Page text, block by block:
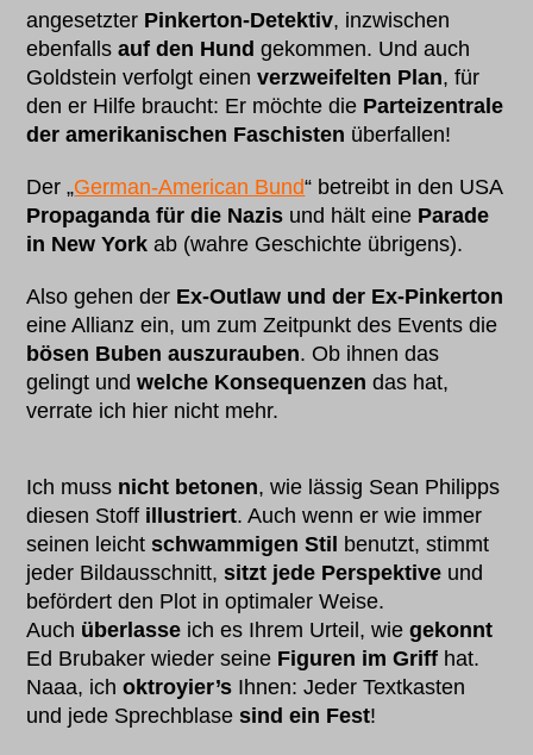
angesetzter Pinkerton-Detektiv, inzwischen
ebenfallsauf den Hund gekommen. Und auch
Goldstein verfolgt einenverzweifelten Plan, für
den er Hilfe braucht: Er möchte die Parteizentrale
der amerikanischen Faschisten überfallen!
Der „German-American Bund“ betreibt in den USA
Propaganda für die Nazis und hält eine Parade
in New York ab (wahre Geschichte übrigens).
Also gehen der Ex-Outlaw und der Ex-Pinkerton
eine Allianz ein, um zum Zeitpunkt des Events die
bösen Buben auszurauben. Ob ihnen das
gelingt undwelche Konsequenzen das hat,
verrate ich hier nicht mehr.
Ich muss nicht betonen, wie lässig Sean Philipps
diesen Stoff illustriert. Auch wenn er wie immer
seinen leichtschwammigen Stil
benutzt, stimmt
jeder Bildausschnitt,sitzt jede Perspektive und
befördert den Plot in optimaler Weise.
Auch überlasse ich es Ihrem Urteil, wiegekonnt
Ed Brubaker wieder seine Figuren im Griff hat.
Naaa, ichoktroyier’s Ihnen: Jeder Textkasten
und jede Sprechblasesind ein Fest!